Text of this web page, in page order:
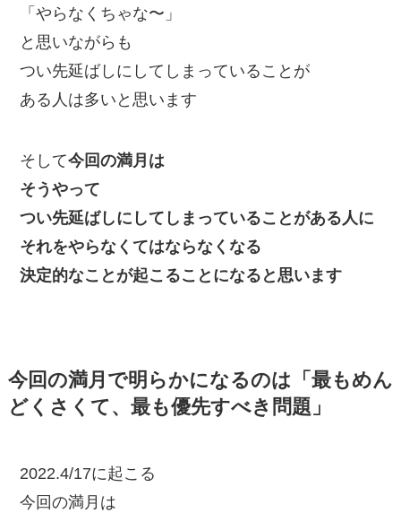
「やらなくちゃな〜」
と思いながらも
つい先延ばしにしてしまっていることが
ある人は多いと思います
そして今回の満月は
そうやって
つい先延ばしにしてしまっていることがある人に
それをやらなくてはならなくなる
決定的なことが起こることになると思います
今回の満月で明らかになるのは「最もめん
どくさくて、最も優先すべき問題」
2022.4/17に起こる
今回の満月は